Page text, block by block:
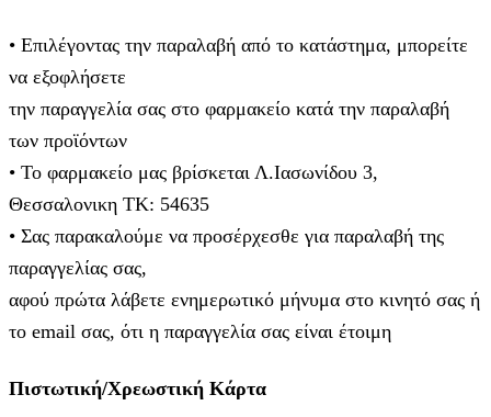
• Επιλέγοντας την παραλαβή από το κατάστημα, μπορείτε
να εξοφλήσετε
την παραγγελία σας στο φαρμακείο κατά την παραλαβή
των προϊόντων
• Το φαρμακείο μας βρίσκεται Λ.Ιασωνίδου 3,
Θεσσαλονικη ΤΚ: 54635
• Σας παρακαλούμε να προσέρχεσθε για παραλαβή της
παραγγελίας σας,
αφού πρώτα λάβετε ενημερωτικό μήνυμα στο κινητό σας ή
το email σας, ότι η παραγγελία σας είναι έτοιμη
Πιστωτική/Χρεωστική Κάρτα